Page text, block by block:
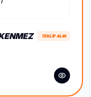
TEKLİF ALIN